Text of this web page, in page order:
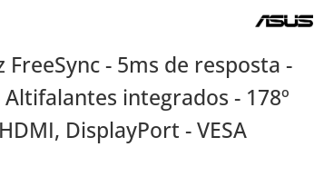
FreeSync - 5ms de resposta -
integrados - 178º
DisplayPort - VESA